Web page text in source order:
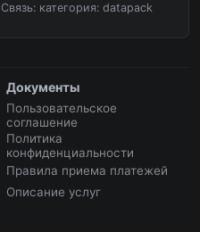
Связь: категория: datapack
Документы
Пользовательское
соглашение
Политика
конфиденциальности
Правила приема платежей
Описание услуг